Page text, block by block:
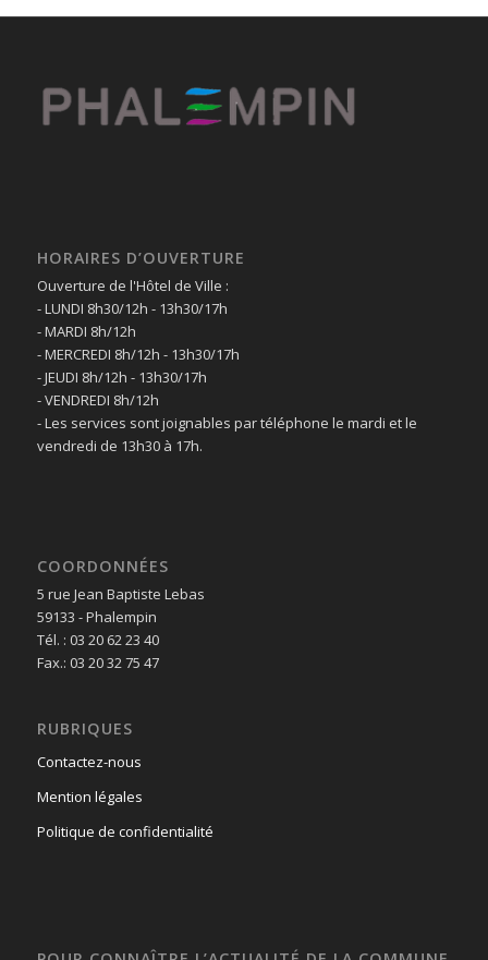
HORAIRES D’OUVERTURE
Ouverture de l'Hôtel de Ville :
- LUNDI 8h30/12h - 13h30/17h
- MARDI 8h/12h
- MERCREDI 8h/12h - 13h30/17h
- JEUDI 8h/12h - 13h30/17h
- VENDREDI 8h/12h
- Les services sont joignables par téléphone le mardi et le
vendredi de 13h30 à 17h.
COORDONNÉES
5 rue Jean Baptiste Lebas
59133 - Phalempin
Tél. : 03 20 62 23 40
Fax.: 03 20 32 75 47
RUBRIQUES
Contactez-nous
Mention légales
Politique de confidentialité